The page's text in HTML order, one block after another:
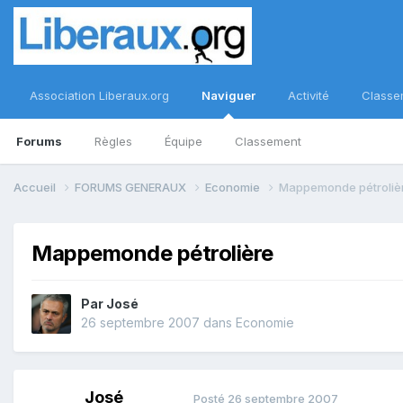
Association Liberaux.org Naviguer
Forums Règles Équipe Classement
Activité
Accueil FORUMS GENERAUX Economie Mappemonde
Mappemonde pétrolière
Par José
26 septembre 2007 dans Economie
José Posté 26 septembre 2007